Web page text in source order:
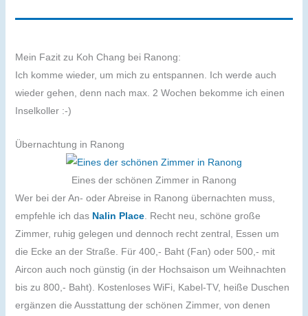
Mein Fazit zu Koh Chang bei Ranong:
Ich komme wieder, um mich zu entspannen. Ich werde auch
wieder gehen, denn nach max. 2 Wochen bekomme ich einen
Inselkoller :-)
Übernachtung in Ranong
Eines der schönen Zimmer in Ranong
Wer bei der An- oder Abreise in Ranong übernachten muss,
empfehle ich das Nalin Place. Recht neu, schöne große
Zimmer, ruhig gelegen und dennoch recht zentral, Essen um
die Ecke an der Straße. Für 400,- Baht (Fan) oder 500,- mit
Aircon auch noch günstig (in der Hochsaison um Weihnachten
bis zu 800,- Baht). Kostenloses WiFi, Kabel-TV, heiße Duschen
ergänzen die Ausstattung der schönen Zimmer, von denen